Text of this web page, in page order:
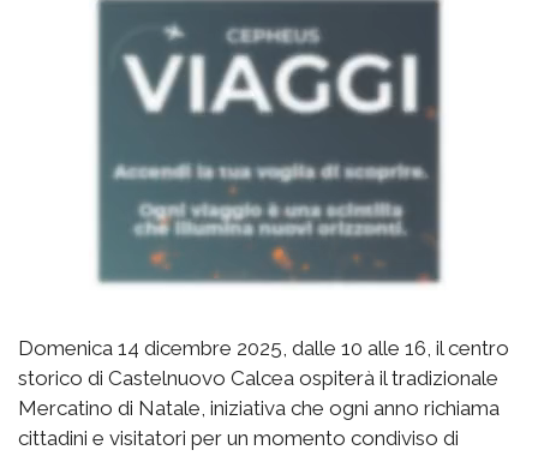
Domenica 14 dicembre 2025, dalle 10 alle 16, il centro
storico di Castelnuovo Calcea ospiterà il tradizionale
Mercatino di Natale, iniziativa che ogni anno richiama
cittadini e visitatori per un momento condiviso di